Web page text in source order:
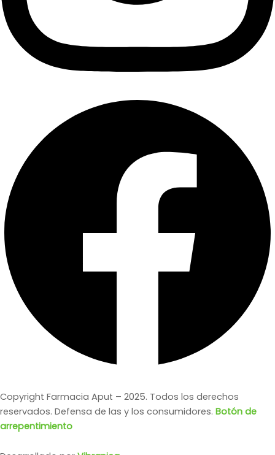
Copyright Farmacia Aput – 2025. Todos los derechos
reservados. Defensa de las y los consumidores. Botón de
arrepentimiento